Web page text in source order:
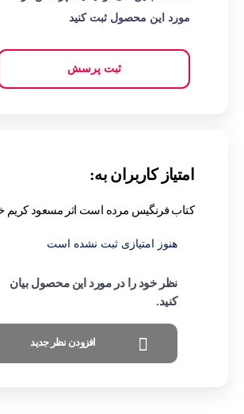
مورد این محصول ثبت کنید
ثبت پرسش
امتیاز کاربران به:
کتاب فرنگیس مرده است اثر مسعود کریم
هنوز امتیازی ثبت نشده است
نظر خود را در مورد این محصول بیان
کنید.
افزودن نظر جدید